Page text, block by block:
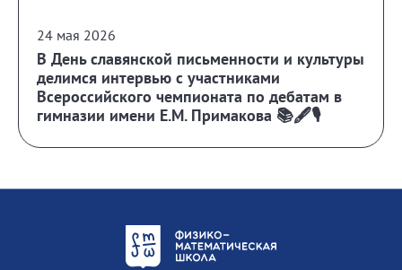
24 мая 2026
В День славянской письменности и культуры
делимся интервью с участниками
Всероссийского чемпионата по дебатам в
гимназии имени Е.М. Примакова 📚🖋️🎙️